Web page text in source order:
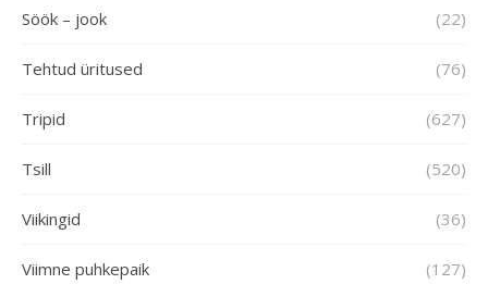
Söök – jook (22)
Tehtud üritused (76)
Tripid (627)
Tsill (520)
Viikingid (36)
Viimne puhkepaik (127)